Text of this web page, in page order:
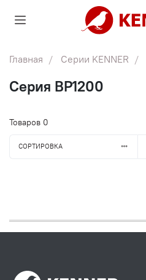
Главная Серии KENNER
Серия BP1200
Товаров 0
СОРТИРОВКА